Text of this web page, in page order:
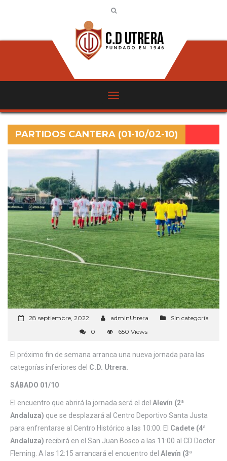
PARTIDOS CANTERA (01-10/02-10)
28 septiembre, 2022 adminUtrera
Sin categoría
0
650 Views
El próximo fin de semana arranca una nueva jornada para las
categorías inferiores del C.D. Utrera.
SÁBADO 01/10
El encuentro que abrirá la jornada será el del Alevín (2ª
Andaluza) que se desplazará al Centro Deportivo Santa Justa
para enfrentarse al Centro Histórico a las 10:00. El Cadete (4ª
Andaluza) recibirá en el San Juan Bosco a las 11:00 al CD Doctor
Fleming. A las 12:15 arrancará el encuentro del Alevín (3ª